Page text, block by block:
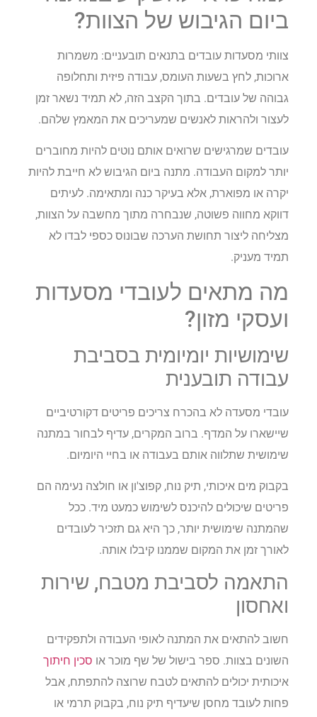
ביום הגיבוש של הצוות?
צוותי מסעדות עובדים בתנאים תובעניים: משמרות
ארוכות, לחץ בשעות העומס, עבודה פיזית ותחלופה
גבוהה של עובדים. בתוך הקצב הזה, לא תמיד נשאר זמן
לעצור ולהראות לאנשים שמעריכים את המאמץ שלהם.
עובדים שמרגישים שרואים אותם נוטים להיות מחוברים
יותר למקום העבודה. מתנה ביום הגיבוש לא חייבת להיות
יקרה או מפוארת, אלא בעיקר כנה ומתאימה. לעיתים
דווקא מחווה פשוטה, שנבחרה מתוך מחשבה על הצוות,
מצליחה ליצור תחושת הערכה שבונוס כספי לבדו לא
תמיד מעניק.
מה מתאים לעובדי מסעדות
ועסקי מזון?
שימושיות יומיומית בסביבת
עבודה תובענית
עובדי מסעדה לא בהכרח צריכים פריטים דקורטיביים
שיישארו על המדף. ברוב המקרים, עדיף לבחור במתנה
שימושית שתלווה אותם בעבודה או בחיי היומיום.
בקבוק מים איכותי, תיק נוח, קפוצ'ון או חולצה נעימה הם
פריטים שיכולים להיכנס לשימוש כמעט מיד. ככל
שהמתנה שימושית יותר, כך היא גם תזכיר לעובדים
לאורך זמן את המקום שממנו קיבלו אותה.
התאמה לסביבת מטבח, שירות
ואחסון
חשוב להתאים את המתנה לאופי העבודה ולתפקידים
השונים בצוות. ספר בישול של שף מוכר או סכין חיתוך
איכותית יכולים להתאים לטבח שרוצה להתפתח, אבל
פחות לעובד מחסן שיעדיף תיק נוח, בקבוק תרמי או